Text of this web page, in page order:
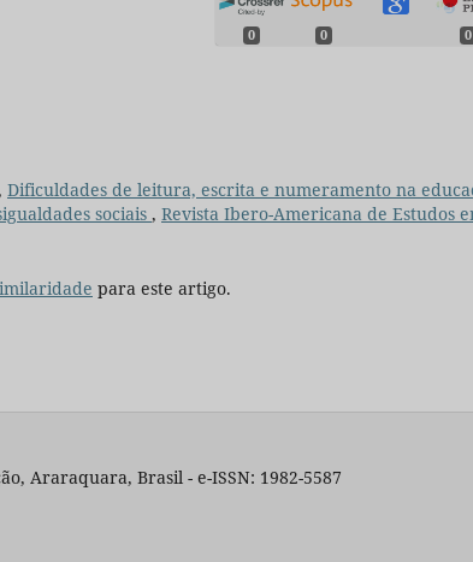
0 0 0
Dificuldades de leitura, escrita e numeramento na
sociais , Revista Ibero-Americana de Estudos
para este artigo.
Araraquara, Brasil - e-ISSN: 1982-5587